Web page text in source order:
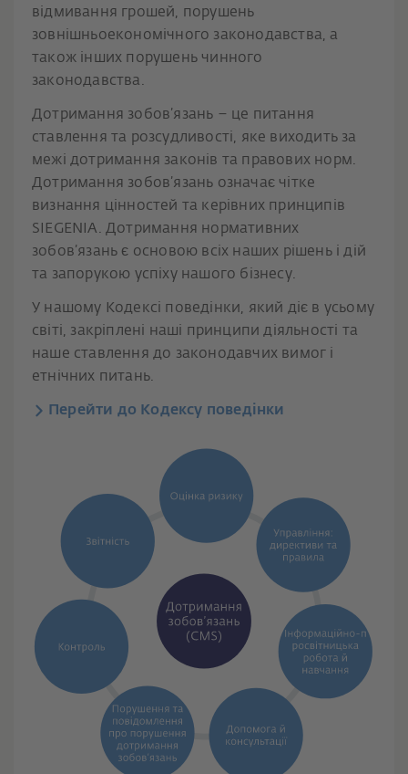
відмивання грошей, порушень
зовнішньоекономічного законодавства, а
також інших порушень чинного
законодавства.
Дотримання зобов’язань – це питання
ставлення та розсудливості, яке виходить за
межі дотримання законів та правових норм.
Дотримання зобов’язань означає чітке
визнання цінностей та керівних принципів
SIEGENIA. Дотримання нормативних
зобов’язань є основою всіх наших рішень і дій
та запорукою успіху нашого бізнесу.
У нашому Кодексі поведінки, який діє в усьому
світі, закріплені наші принципи діяльності та
наше ставлення до законодавчих вимог і
етнічних питань.
Перейти до Кодексу поведінки